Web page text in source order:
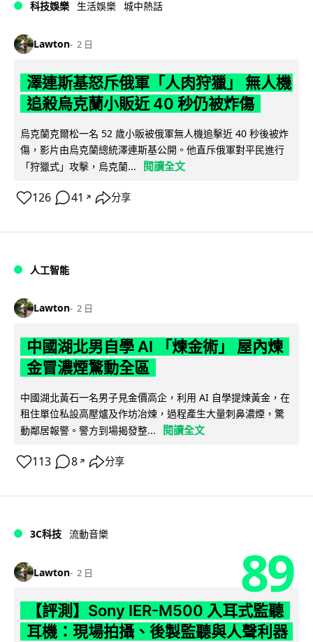
科技娛樂 生活娛樂 城中熱話
Lawton 2 日
澤連斯基怒斥俄軍「人肉狩獵」 無人機
追殺烏克蘭小販近 40 秒仍被炸傷
烏克蘭克爾松一名 52 歲小販被俄軍無人機追擊近 40 秒後被炸
傷，影片由烏克蘭總統澤連斯基公開。他直斥俄軍對平民進行
「狩獵式」攻擊，烏克蘭...
閱讀全文
126 41 ↗ 分享
人工智能
Lawton 2 日
中國湖北男自學 AI 「煉金術」 屋內煉
金冒濃煙驚動全區
中國湖北黃石一名男子見金價高企，利用 AI 自學提煉黃金，在
租住單位私設高壓爐及作坊冶煉，過程產生大量刺鼻濃煙，驚
動鄰居報警。警方到場揭發整...
閱讀全文
113 8 ↗ 分享
3C科技 流動音樂
Lawton 2 日 89
【評測】Sony IER-M500 入耳式監聽
耳機：現場拍攝、後製監聽與人聲利器